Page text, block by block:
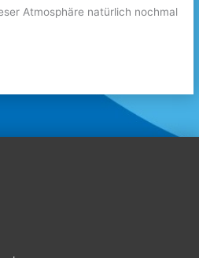
Atmosphäre natürlich nochmal